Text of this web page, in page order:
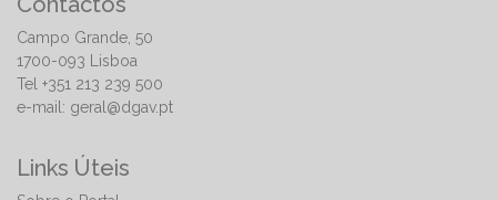
Campo Grande, 50
1700-093 Lisboa
Tel +351 213 239 500
e-mail: geral@dgav.pt
Links Úteis